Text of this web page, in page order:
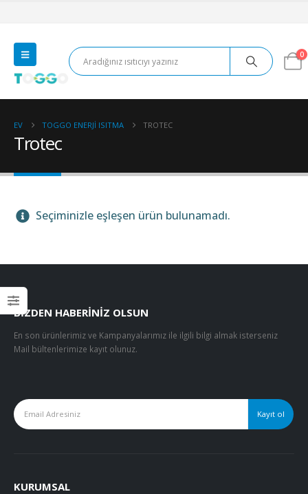
0
EV TOGGO ENERJI ISITMA TROTEC
Trotec
Seçiminizle eşleşen ürün bulunamadı.
BIZDEN HABERINIZ OLSUN
En son ürünlerimiz ve Kampanyalarımız ile ilgili bilgi almak isterseniz
Mail bültenlerimize kayıt olunuz.
KURUMSAL